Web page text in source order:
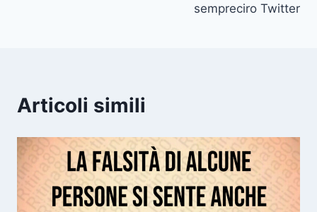
sempreciro Twitter
Articoli simili